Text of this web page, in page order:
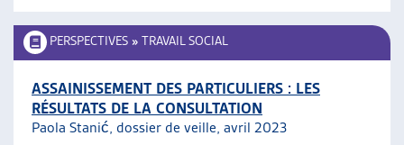
PERSPECTIVES » TRAVAIL SOCIAL
ASSAINISSEMENT DES PARTICULIERS : LES
RÉSULTATS DE LA CONSULTATION
Paola Stanić, dossier de veille, avril 2023